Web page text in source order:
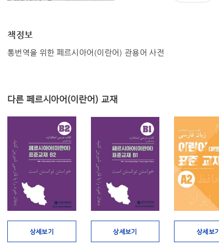
책정보
통번역을 위한 페르시아어(이란어) 관용어 사전
다른 페르시아어(이란어) 교재
상세보기 상세보기 상세보